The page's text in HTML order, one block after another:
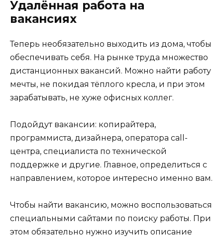
Удалённая работа на
вакансиях
Теперь необязательно выходить из дома, чтобы
обеспечивать себя. На рынке труда множество
дистанционных вакансий. Можно найти работу
мечты, не покидая тёплого кресла, и при этом
зарабатывать, не хуже офисных коллег.
Подойдут вакансии: копирайтера,
программиста, дизайнера, оператора call-
центра, специалиста по технической
поддержке и другие. Главное, определиться с
направлением, которое интересно именно вам.
Чтобы найти вакансию, можно воспользоваться
специальными сайтами по поиску работы. При
этом обязательно нужно изучить описание